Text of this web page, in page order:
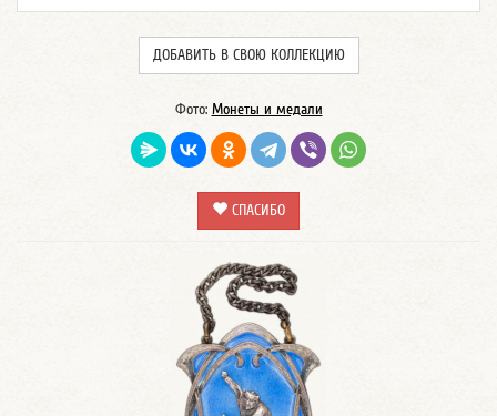
ДОБАВИТЬ В СВОЮ КОЛЛЕКЦИЮ
Фото: Монеты и медали
СПАСИБО